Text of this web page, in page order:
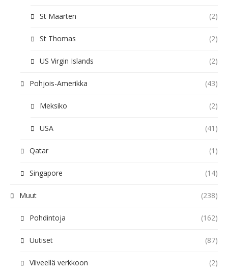
St Maarten (2)
St Thomas (2)
US Virgin Islands (2)
Pohjois-Amerikka (43)
Meksiko (2)
USA (41)
Qatar (1)
Singapore (14)
Muut (238)
Pohdintoja (162)
Uutiset (87)
Viiveellä verkkoon (2)